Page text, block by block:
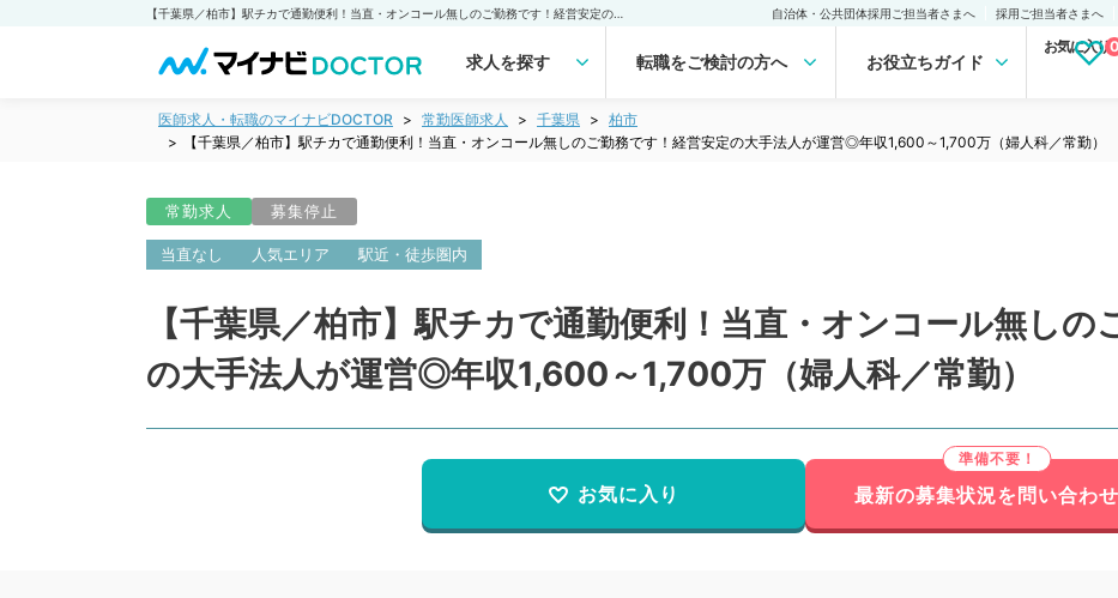
自治体・公共団体採用ご担当者さまへ 採用ご担当者さまへ
求人を探す 転職をご検討の方へ お役立ちガイド
お気に入り0
医師求人・転職のマイナビDOCTOR 常勤医師求人 千葉県
柏市
【千葉県／柏市】駅チカで通勤便利！当直・オンコール無しのご勤務です！経営安定の大手法人が運営◎年収1,600～1,700万（婦人科／常勤）
常勤求人 募集停止
当直なし 人気エリア 駅近・徒歩圏内
【千葉県／柏市】駅チカで通勤便利！当直・オンコール無しの
の大手法人が運営◎年収1,600～1,700万（婦人科／常勤）
お気に入り 最新の募集状況を問い合わ